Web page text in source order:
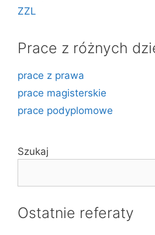
ZZL
Prace z różnych
prace z prawa
prace magisterskie
prace podyplomowe
Szukaj
Ostatnie referaty